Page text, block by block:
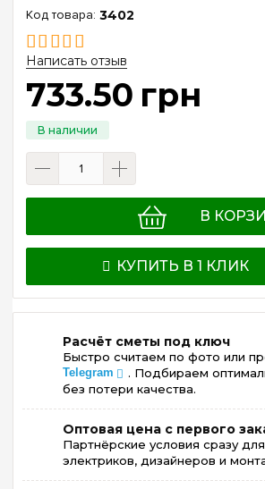
3402
Написать отзыв
733.50 грн
В
КУПИТЬ В 1 КЛИК
Расчёт сметы под ключ
Быстро считаем по фото или
Telegram
. Подбираем
без потери качества.
Оптовая цена с первого
Партнёрские условия сразу
электриков, дизайнеров и